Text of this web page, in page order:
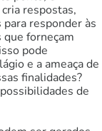
respostas,
responder às
forneçam
pode
e a ameaça de
finalidades?
de